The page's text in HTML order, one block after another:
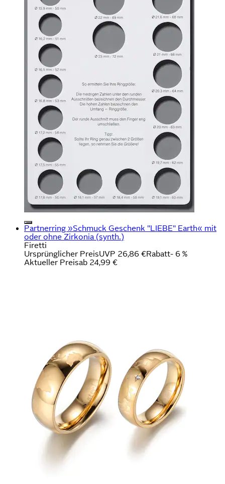
Partnerring »Schmuck Geschenk "LIEBE" Earth« mit
oder ohne Zirkonia (synth.)
Firetti
Ursprünglicher PreisUVP 26,86 €Rabatt- 6 %
Aktueller Preisab 24,99 €